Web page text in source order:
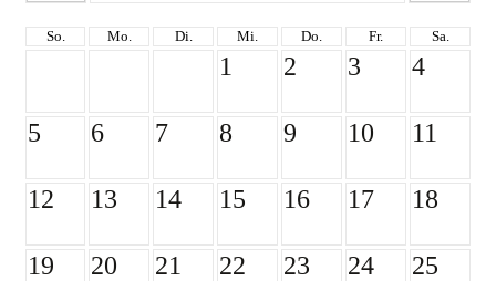
So. Mo. Di. Mi. Do. Fr. Sa.
1 2 3 4
5 6 7 8 9 10 11
12 13 14 15 16 17 18
19 20 21 22 23 24 25